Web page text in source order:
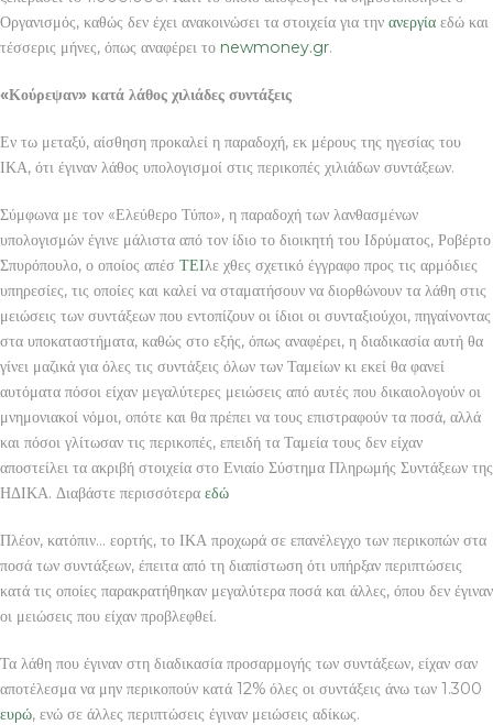
Οργανισμός, καθώς δεν έχει ανακοινώσει τα στοιχεία για την ανεργία εδώ και
τέσσερις μήνες, όπως αναφέρει το newmoney.gr.
«Κούρεψαν» κατά λάθος χιλιάδες συντάξεις
Εν τω μεταξύ, αίσθηση προκαλεί η παραδοχή, εκ μέρους της ηγεσίας του
ΙΚΑ, ότι έγιναν λάθος υπολογισμοί στις περικοπές χιλιάδων συντάξεων.
Σύμφωνα με τον «Ελεύθερο Τύπο», η παραδοχή των λανθασμένων
υπολογισμών έγινε μάλιστα από τον ίδιο το διοικητή του Ιδρύματος, Ροβέρτο
Σπυρόπουλο, ο οποίος απέσ ΤΕΙλε χθες σχετικό έγγραφο προς τις αρμόδιες
υπηρεσίες, τις οποίες και καλεί να σταματήσουν να διορθώνουν τα λάθη στις
μειώσεις των συντάξεων που εντοπίζουν οι ίδιοι οι συνταξιούχοι, πηγαίνοντας
στα υποκαταστήματα, καθώς στο εξής, όπως αναφέρει, η διαδικασία αυτή θα
γίνει μαζικά για όλες τις συντάξεις όλων των Ταμείων κι εκεί θα φανεί
αυτόματα πόσοι είχαν μεγαλύτερες μειώσεις από αυτές που δικαιολογούν οι
μνημονιακοί νόμοι, οπότε και θα πρέπει να τους επιστραφούν τα ποσά, αλλά
και πόσοι γλίτωσαν τις περικοπές, επειδή τα Ταμεία τους δεν είχαν
αποστείλει τα ακριβή στοιχεία στο Ενιαίο Σύστημα Πληρωμής Συντάξεων της
ΗΔΙΚΑ. Διαβάστε περισσότερα εδώ
Πλέον, κατόπιν… εορτής, το ΙΚΑ προχωρά σε επανέλεγχο των περικοπών στα
ποσά των συντάξεων, έπειτα από τη διαπίστωση ότι υπήρξαν περιπτώσεις
κατά τις οποίες παρακρατήθηκαν μεγαλύτερα ποσά και άλλες, όπου δεν έγιναν
οι μειώσεις που είχαν προβλεφθεί.
Τα λάθη που έγιναν στη διαδικασία προσαρμογής των συντάξεων, είχαν σαν
αποτέλεσμα να μην περικοπούν κατά 12% όλες οι συντάξεις άνω των 1.300
ευρώ, ενώ σε άλλες περιπτώσεις έγιναν μειώσεις αδίκως.